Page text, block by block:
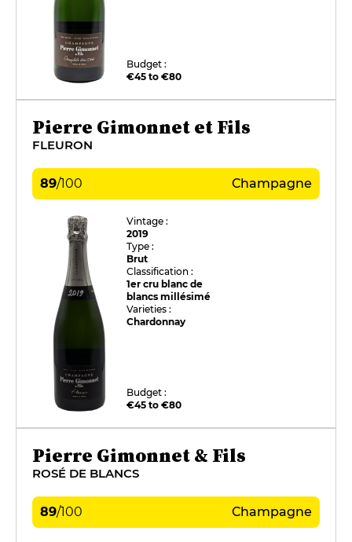
Budget :
€45 to €80
Pierre Gimonnet et Fils
FLEURON
89/100 Champagne
Vintage :
2019
Type :
Brut
Classification :
1er cru blanc de
blancs millésimé
Varieties :
Chardonnay
Budget :
€45 to €80
Pierre Gimonnet & Fils
ROSÉ DE BLANCS
89/100 Champagne